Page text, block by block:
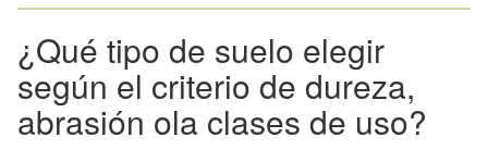
¿Qué tipo de suelo elegir
según el criterio de dureza,
abrasión ola clases de uso?